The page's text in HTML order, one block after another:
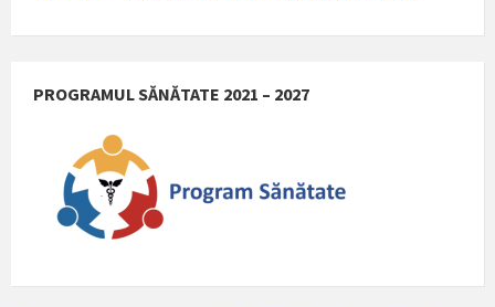
PROGRAMUL SĂNĂTATE 2021 – 2027